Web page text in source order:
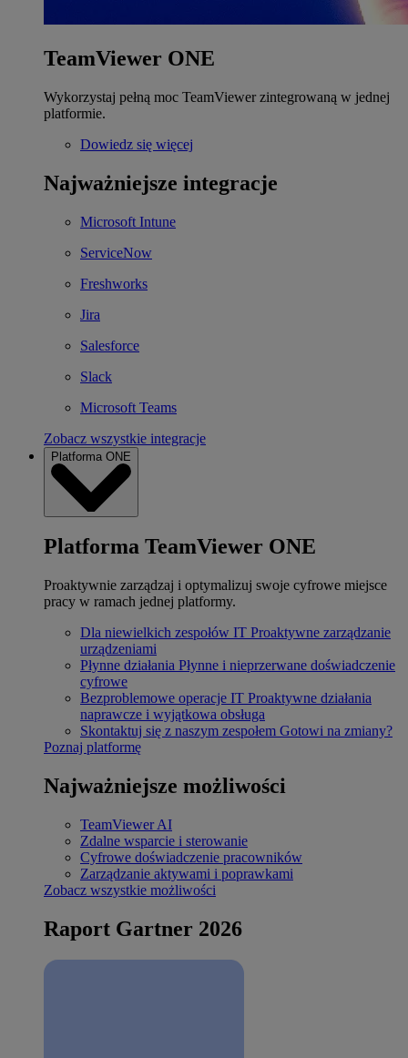
TeamViewer ONE
Wykorzystaj pełną moc TeamViewer zintegrowaną w jednej
platformie.
Dowiedz się więcej
Najważniejsze integracje
Microsoft Intune
ServiceNow
Freshworks
Jira
Salesforce
Slack
Microsoft Teams
Zobacz wszystkie integracje
Platforma ONE
Platforma TeamViewer ONE
Proaktywnie zarządzaj i optymalizuj swoje cyfrowe miejsce
pracy w ramach jednej platformy.
Dla niewielkich zespołów IT Proaktywne zarządzanie
urządzeniami
Płynne działania Płynne i nieprzerwane doświadczenie
cyfrowe
Bezproblemowe operacje IT Proaktywne działania
naprawcze i wyjątkowa obsługa
Skontaktuj się z naszym zespołem Gotowi na zmiany?
Poznaj platformę
Najważniejsze możliwości
TeamViewer AI
Zdalne wsparcie i sterowanie
Cyfrowe doświadczenie pracowników
Zarządzanie aktywami i poprawkami
Zobacz wszystkie możliwości
Raport Gartner 2026